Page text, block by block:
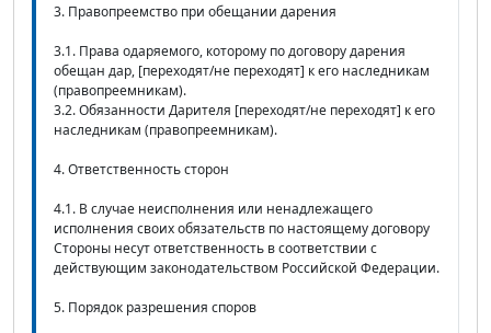
3. Правопреемство при обещании дарения
3.1. Права одаряемого, которому по договору дарения
обещан дар, [переходят/не переходят] к его наследникам
(правопреемникам).
3.2. Обязанности Дарителя [переходят/не переходят] к его
наследникам (правопреемникам).
4. Ответственность сторон
4.1. В случае неисполнения или ненадлежащего
исполнения своих обязательств по настоящему договору
Стороны несут ответственность в соответствии с
действующим законодательством Российской Федерации.
5. Порядок разрешения споров